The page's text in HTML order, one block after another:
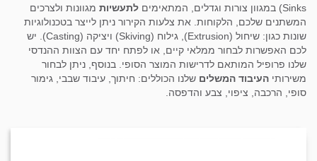
Sinks) במגוון צורות וגדלים, המתאימים
לתעשיות מגוונות ולצרכים
המשתנים שלכם, הלקוחות. את צלעות הקירור ניתן לייצר בטכנולוגיות
שונות כגון: שיחול (Extrusion), גילוח (Skiving) ויציקה (Casting). יש
לכם האפשרות לבחור ממלאי קיים, או לפתח יחד עם הצוות ההנדסי
שלנו פרופיל המותאם לדרישות המוצר הסופי. בנוסף, ניתן לבחור
משירותי העיבוד המשלים שלנו הכוללים: חיתוך, עיבוד שבבי, גימור
סופי, הרכבה, ציפוי, צבע והדפסה.